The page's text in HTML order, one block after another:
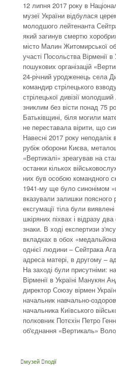
12 липня 2017 року в
музеї України відбулася
молодшого лейтенанта
який загинув смертю
місто Малин Житомирської
участі Посольства Вірменії
пошукових організацій
24-річний уродженець села
командир стрілецького
стрілецької дивізії
зниклим без вісти понад 75
Батьківщині, біля могили
не переставала вірити, що
Навесні 2017 року неподалік
рубіж оборони Києва,
«Вертикалі» зреагував на
останки кількох
них був особою командного
1941-му ще було синонімом
вказували залишки поясного
ексгумації тіла були
шкіряних піхвах і відразу
знаки. В ході експертизи
вкладках в обох
однієї людини – Сейтрака
адреса матері, в другому –
На заході були присутніми:
Вірменії в Україні Манукян
директор Союзу вірмен
начальник навчально-
начальника Київського
полковник Потєхін Петро
об'єднання «Вертикаль»
музей події